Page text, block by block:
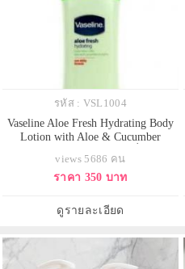
รหัส : VSL1004
Vaseline Aloe Fresh Hydrating Body
Lotion with Aloe & Cucumber
ว่านหางจรเข้และแตงกวา คืนความ
สดชื่นให้แก่ผิว ด้วยส่วนผสมของ
บำรุงผิวให้กระจ่างใส เนียนนุ่ม ลด
เลือนจุดด่างดำและสีผิว
views 5686 คน
ราคา 350 บาท
ดูรายละเอียด